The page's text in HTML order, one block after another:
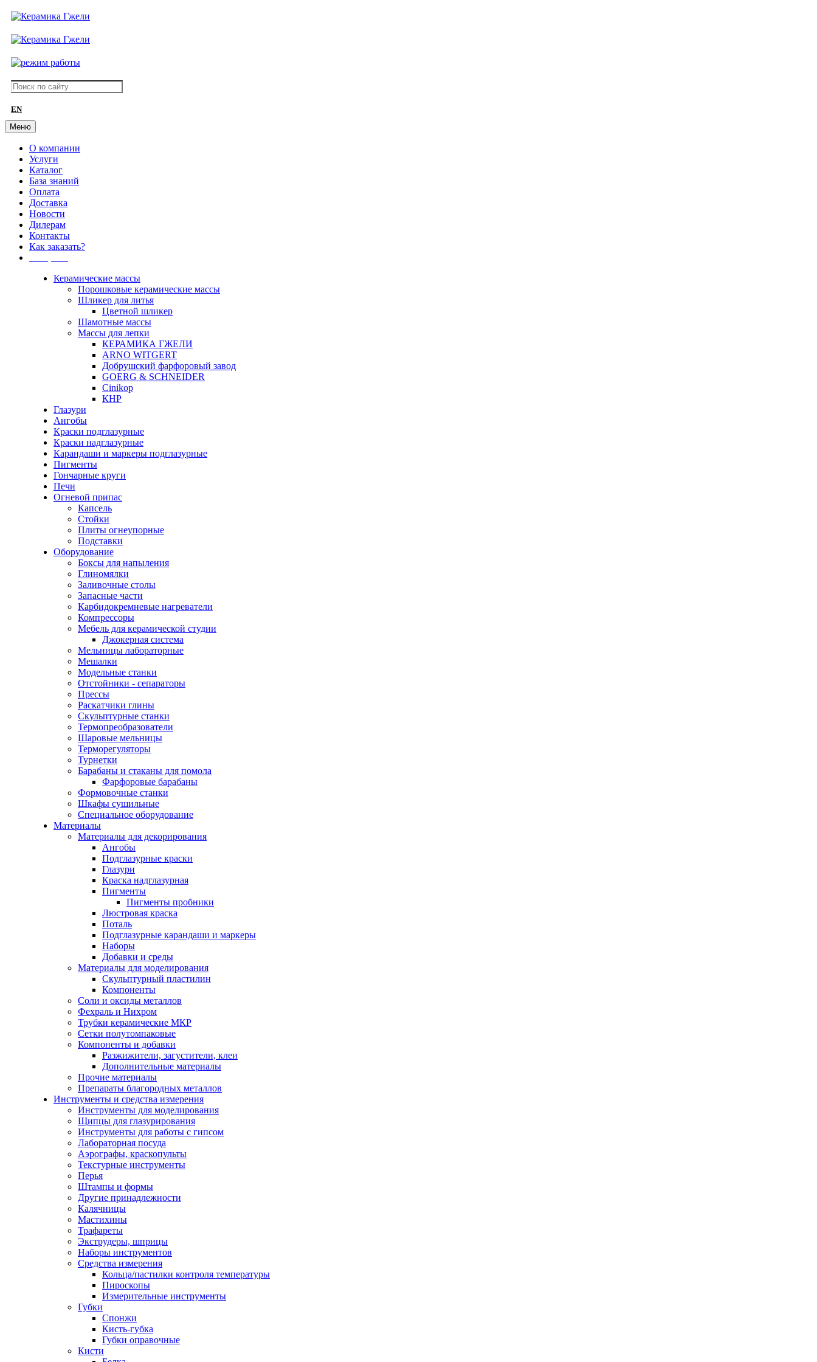
EN
Меню
О компании
Услуги
Каталог
База знаний
Оплата
Доставка
Новости
Дилерам
Контакты
Как заказать?
Керамические массы
Порошковые керамические массы
Шликер для литья
Цветной шликер
Шамотные массы
Массы для лепки
КЕРАМИКА ГЖЕЛИ
ARNO WITGERT
Добрушский фарфоровый завод
GOERG & SCHNEIDER
Cinikop
КНР
Глазури
Ангобы
Краски подглазурные
Краски надглазурные
Карандаши и маркеры подглазурные
Пигменты
Гончарные круги
Печи
Огневой припас
Капсель
Стойки
Плиты огнеупорные
Подставки
Оборудование
Боксы для напыления
Глиномялки
Заливочные столы
Запасные части
Карбидокремневые нагреватели
Компрессоры
Мебель для керамической студии
Джокерная система
Мельницы лабораторные
Мешалки
Модельные станки
Отстойники - сепараторы
Прессы
Раскатчики глины
Скульптурные станки
Термопреобразователи
Шаровые мельницы
Терморегуляторы
Турнетки
Барабаны и стаканы для помола
Фарфоровые барабаны
Формовочные станки
Шкафы сушильные
Специальное оборудование
Материалы
Материалы для декорирования
Ангобы
Подглазурные краски
Глазури
Краска надглазурная
Пигменты
Пигменты пробники
Люстровая краска
Поталь
Подглазурные карандаши и маркеры
Наборы
Добавки и среды
Материалы для моделирования
Скульптурный пластилин
Компоненты
Соли и оксиды металлов
Фехраль и Нихром
Трубки керамические МКР
Сетки полутомпаковые
Компоненты и добавки
Разжижители, загустители, клеи
Дополнительные материалы
Прочие материалы
Препараты благородных металлов
Инструменты и средства измерения
Инструменты для моделирования
Щипцы для глазурирования
Инструменты для работы с гипсом
Лабораторная посуда
Аэрографы, краскопульты
Текстурные инструменты
Перья
Штампы и формы
Другие принадлежности
Калячницы
Мастихины
Трафареты
Экструдеры, шприцы
Наборы инструментов
Средства измерения
Кольца/пастилки контроля температуры
Пироскопы
Измерительные инструменты
Губки
Спонжи
Кисть-губка
Губки оправочные
Кисти